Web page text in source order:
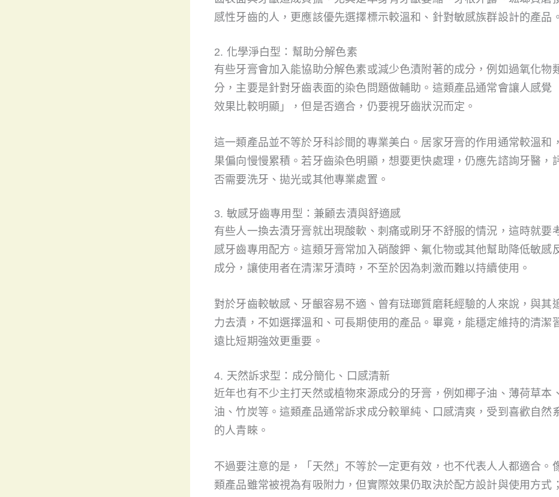
感性牙齒的人，更應該優先選擇標示較溫和、針對敏感族群設計的產品。
2. 化學淨白型：幫助分解色素
有些牙膏會加入能協助分解色素或減少色漬附著的成分，例如過氧化物
分，主要是針對牙齒表面的染色問題做輔助。這類產品通常會讓人感覺
效果比較明顯」，但是否適合，仍要視牙齒狀況而定。
這一類產品並不等於牙科診間的專業美白。居家牙膏的作用通常較溫和
果偏向慢慢累積。若牙齒染色明顯，想要更快處理，仍應先諮詢牙醫，
否需要洗牙、拋光或其他專業處置。
3. 敏感牙齒專用型：兼顧去漬與舒適感
有些人一換去漬牙膏就出現酸軟、刺痛或刷牙不舒服的情況，這時就要
感牙齒專用配方。這類牙膏常加入硝酸鉀、氟化物或其他幫助降低敏感
成分，讓使用者在清潔牙漬時，不至於因為刺激而難以持續使用。
對於牙齒較敏感、牙齦容易不適、曾有琺瑯質磨耗經驗的人來說，與其
力去漬，不如選擇溫和、可長期使用的產品。畢竟，能穩定維持的清潔
遠比短期強效更重要。
4. 天然訴求型：成分簡化、口感清新
近年也有不少主打天然或植物來源成分的牙膏，例如椰子油、薄荷草本
油、竹炭等。這類產品通常訴求成分較單純、口感清爽，受到喜歡自然
的人青睞。
不過要注意的是，「天然」不等於一定更有效，也不代表人人都適合。
類產品雖常被視為有吸附力，但實際效果仍取決於配方設計與使用方式